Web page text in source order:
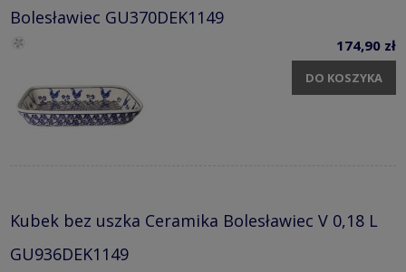
Bolesławiec GU370DEK1149
174,90 zł
DO KOSZYKA
Kubek bez uszka Ceramika Bolesławiec V 0,18 L
GU936DEK1149